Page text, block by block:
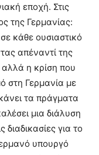
εποχή. Στις
της Γερμανίας:
κάθε ουσιαστικό
απέναντί της
η κρίση που
στη Γερμανία με
τα πράγματα
μια διάλυση
για το
υπουργό